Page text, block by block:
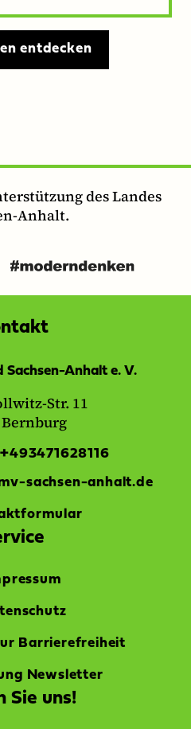
entdecken
des Landes
Anhalt.
Sachsen-Anhalt e. V.
Str. 11
Bernburg
+493471628116
sachsen-anhalt.de
Barrierefreiheit
Newsletter
Sie uns!